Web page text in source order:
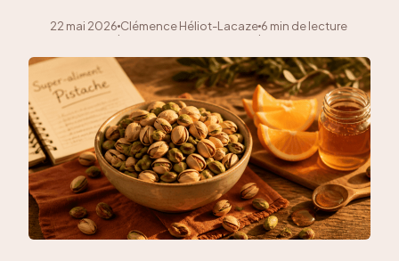
22 mai 2026
·
Clémence Héliot-Lacaze
·
6 min de lecture